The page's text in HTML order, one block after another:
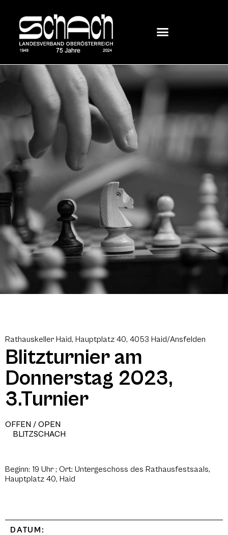
Rathauskeller Haid, Hauptplatz 40, 4053 Haid/Ansfelden
Blitzturnier am
Donnerstag 2023,
3.Turnier
OFFEN / OPEN
BLITZSCHACH
Beginn: 19 Uhr ; Ort: Untergeschoss des Rathausfestsaals,
Hauptplatz 40, Haid
DATUM: